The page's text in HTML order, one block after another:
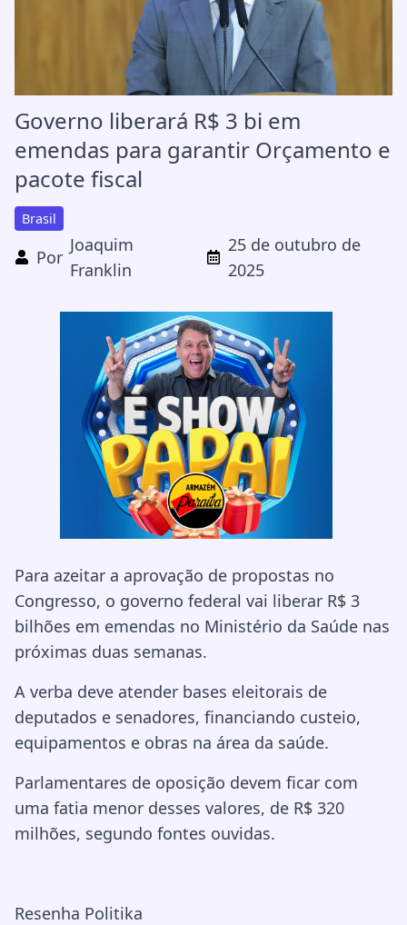
Governo liberará R$ 3 bi em
emendas para garantir Orçamento e
pacote fiscal
Brasil
Por
Joaquim
Franklin
25 de outubro de
2025
Para azeitar a aprovação de propostas no
Congresso, o governo federal vai liberar R$ 3
bilhões em emendas no Ministério da Saúde nas
próximas duas semanas.
A verba deve atender bases eleitorais de
deputados e senadores, financiando custeio,
equipamentos e obras na área da saúde.
Parlamentares de oposição devem ficar com
uma fatia menor desses valores, de R$ 320
milhões, segundo fontes ouvidas.
Resenha Politika